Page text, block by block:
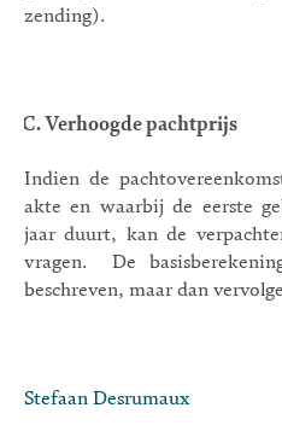
zending).
C. Verhoogde pachtprijs
Indien de
akte en waarbij de eerste
jaar duurt, kan de
vragen.
De
beschreven, maar dan
Stefaan Desrumaux